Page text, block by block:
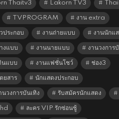
Thaitv3 Lakorn TV3
TVPROGRAM งาน extra
ประกอบ งานถ่ายแบบ งานนักแ
งแบบ งานนายแบบ งานวงการ
นแบบ งานแฟชั่นโชว์ ช่อง3
ยสาร นักแสดงประกอบ
นวงการบันเทิง รับสมัครนักแสดง
ละคร VIP รักซ่อนชู้